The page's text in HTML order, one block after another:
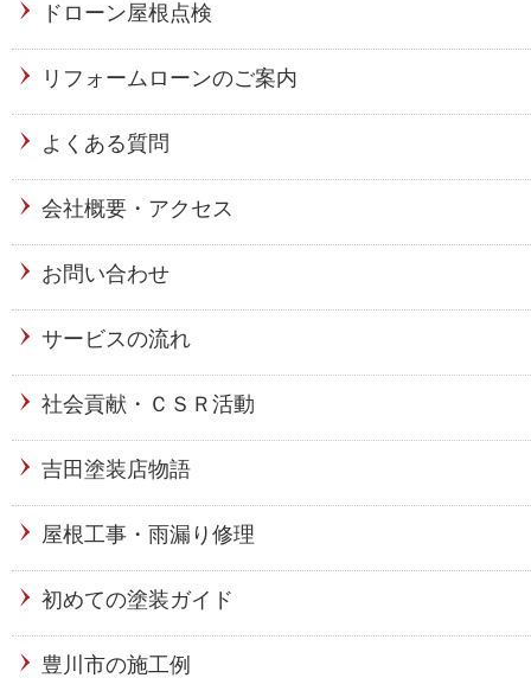
ドローン屋根点検
リフォームローンのご案内
よくある質問
会社概要・アクセス
お問い合わせ
サービスの流れ
社会貢献・ＣＳＲ活動
吉田塗装店物語
屋根工事・雨漏り修理
初めての塗装ガイド
豊川市の施工例